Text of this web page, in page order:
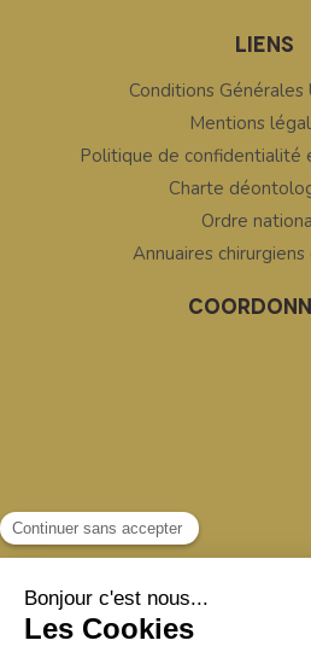
LIENS
Conditions Générales
Mentions
Politique de confidentialité
Charte
Ordre
Annuaires